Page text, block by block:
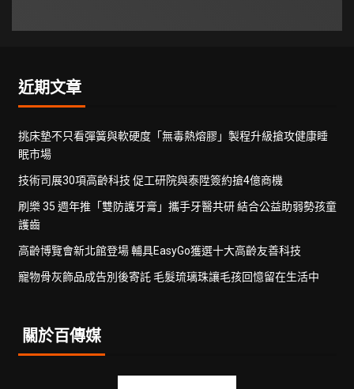
近期文章
挑床墊不只看彈簧與軟硬度「無毒熱熔膠」製程升級搶攻健康睡
眠市場
技術司展30項高齡科技 促工研院與泰陞簽約搶4億商機
刷樂 35 週年推「雙防護牙膏」攜手牙醫共研 結合公益助弱勢孩童
護齒
高齡博覽會新北館登場 輔具EasyGo獲選十大高齡友善科技
寵物骨灰飾品成告別後寄託 毛髮琉璃珠讓毛孩回憶留在生活中
關於百傳媒